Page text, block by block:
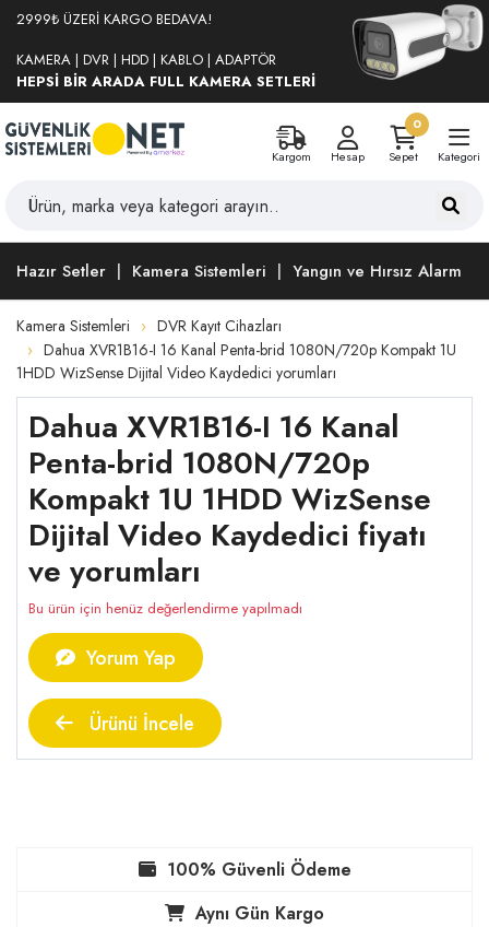
2999₺ ÜZERİ KARGO BEDAVA!
KAMERA | DVR | HDD | KABLO | ADAPTÖR
HEPSİ BİR ARADA FULL KAMERA SETLERİ
Kargom Hesap
0
Sepet
Kategori
Hazır Setler Kamera Sistemleri Yangın ve Hırsız Alarm
Kamera Sistemleri
DVR Kayıt Cihazları
Dahua XVR1B16-I 16 Kanal Penta-brid 1080N/720p Kompakt 1U
1HDD WizSense Dijital Video Kaydedici yorumları
Dahua XVR1B16-I 16 Kanal
Penta-brid 1080N/720p
Kompakt 1U 1HDD WizSense
Dijital Video Kaydedici fiyatı
ve yorumları
Bu ürün için henüz değerlendirme yapılmadı
Yorum Yap
Ürünü İncele
100% Güvenli Ödeme
Aynı Gün Kargo